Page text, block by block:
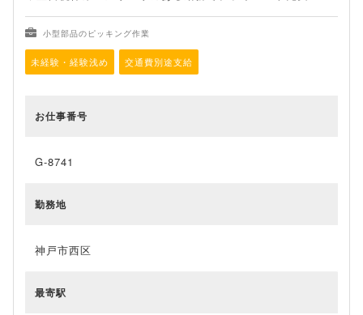
小型部品のピッキング作業
未経験・経験浅め 交通費別途支給
お仕事番号
G-8741
勤務地
神戸市西区
最寄駅